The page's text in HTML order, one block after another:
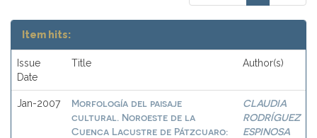
Item hits:
Issue
Date
Title Author(s)
Jan-2007
Morfología del paisaje
cultural. Noroeste de la
Cuenca Lacustre de Pátzcuaro:
CLAUDIA
RODRÍGUEZ
ESPINOSA